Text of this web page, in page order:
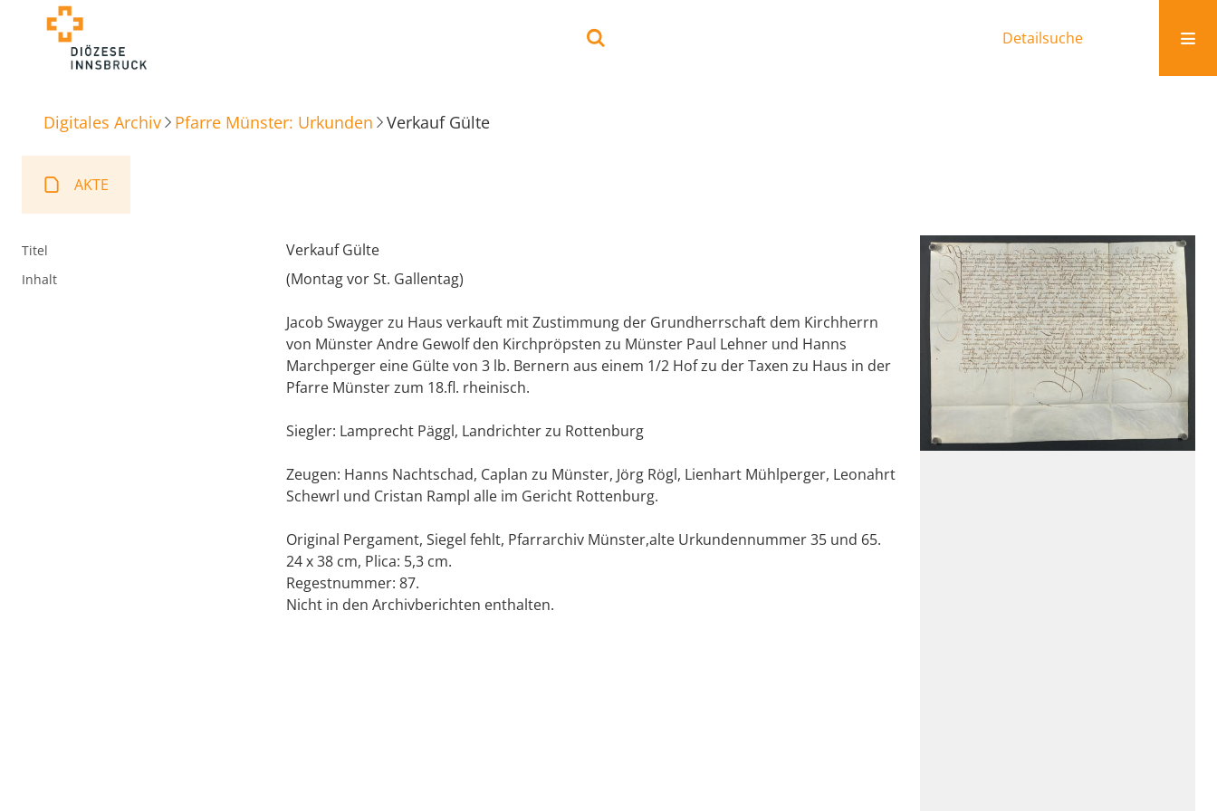
Detailsuche
Digitales Archiv Pfarre Münster: Urkunden Verkauf Gülte
AKTE
Titel Verkauf Gülte
Inhalt (Montag vor St. Gallentag)
Jacob Swayger zu Haus verkauft mit Zustimmung der Grundherrschaft dem Kirchherrn
von Münster Andre Gewolf den Kirchpröpsten zu Münster Paul Lehner und Hanns
Marchperger eine Gülte von 3 lb. Bernern aus einem 1/2 Hof zu der Taxen zu Haus in der
Pfarre Münster zum 18.fl. rheinisch.
Siegler: Lamprecht Päggl, Landrichter zu Rottenburg
Zeugen: Hanns Nachtschad, Caplan zu Münster, Jörg Rögl, Lienhart Mühlperger, Leonahrt
Schewrl und Cristan Rampl alle im Gericht Rottenburg.
Original Pergament, Siegel fehlt, Pfarrarchiv Münster,alte Urkundennummer 35 und 65.
24 x 38 cm, Plica: 5,3 cm.
Regestnummer: 87.
Nicht in den Archivberichten enthalten.